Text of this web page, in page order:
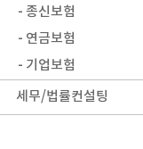
- 종신보험
- 연금보험
- 기업보험
세무/법률컨설팅